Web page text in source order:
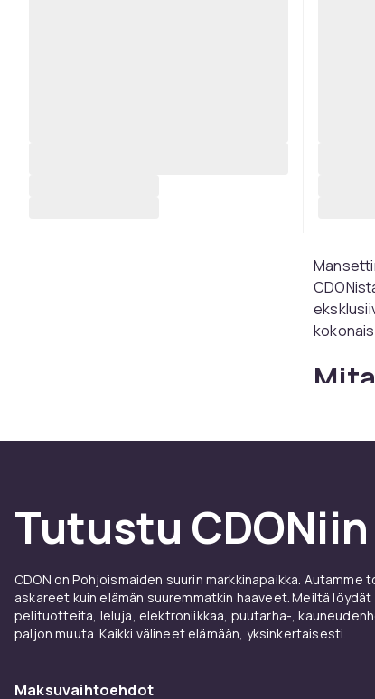
kullasta
sopivat
Tutustu CDONiin
CDON on Pohjoismaiden suurin markkinapaikka.
askareet kuin elämän suuremmatkin haaveet. Meiltä
pelituotteita, leluja, elektroniikkaa, puutarha-,
paljon muuta. Kaikki välineet elämään, yksinkertaisesti.
Maksuvaihtoehdot